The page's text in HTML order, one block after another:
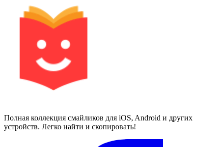
Полная коллекция смайликов для iOS, Android и других
устройств. Легко найти и скопировать!